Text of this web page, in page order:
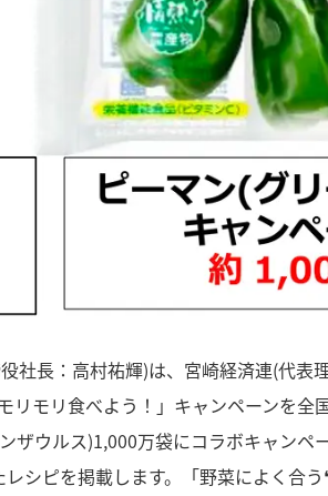
社長：高村祐輝)は、宮崎経済連(代
モリ食べよう！」キャンペーンを全
ザウルス)1,000万袋にコラボキャンペ
シピを掲載します。「野菜によく